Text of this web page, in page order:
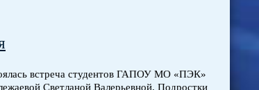
встреча студентов ГАПОУ МО «ПЭК»
Светланой Валерьевной. Подростки